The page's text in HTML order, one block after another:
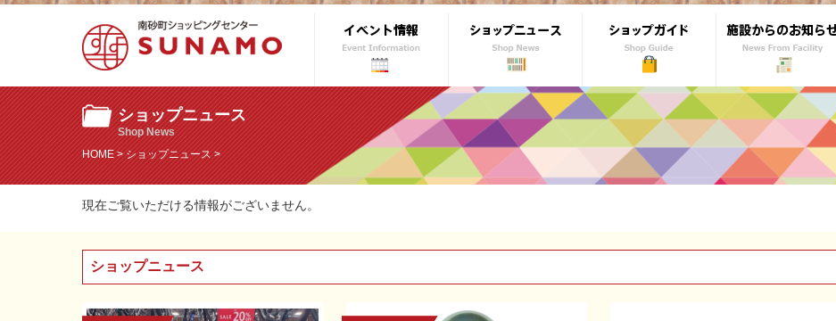
ショップニュース
Shop News
HOME>ショップニュース>
現在ご覧いただける情報がございません。
ショップニュース